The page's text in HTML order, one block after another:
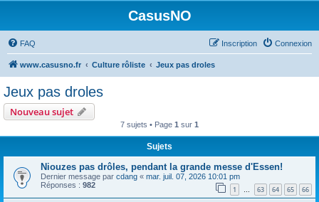
CasusNO
FAQ Connexion
Inscription
www.casusno.fr Culture rôliste Jeux pas droles
Jeux pas droles
Nouveau sujet
7 sujets • Page 1 sur 1
Sujets
Niouzes pas drôles, pendant la grande messe d'Essen!
Dernier message par cdang « mar. juil. 07, 2026 10:01 pm
Réponses : 982 1 … 63 64 65 66